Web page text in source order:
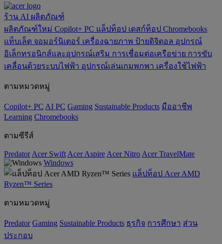
ร้าน AI ผลิตภัณฑ์
ผลิตภัณฑ์ใหม่ Copilot+ PC แล็ปท็อป เดสก์ท็อป Chromebooks
แท็บเล็ต จอมอร์นิเตอร์ เครื่องฉายภาพ ป้ายดิจิตอล อุปกรณ์
อิเล็กทรอนิกส์และอุปกรณ์เสริม การเชื่อมต่อเครือข่าย การขับ
เคลื่อนด้วยระบบไฟฟ้า อุปกรณ์เล่นเกมพกพา เครื่องใช้ไฟฟ้า
ตามหมวดหมู่
Copilot+ PC AI PC Gaming ‌Sustainable Products มืออาชีพ
‌Learning Chromebooks
ตามซีรีส์
Predator Acer Swift Acer Aspire Acer Nitro Acer TravelMate
Windows
แล็ปท็อป Acer AMD
Ryzen™ Series
ตามหมวดหมู่
Predator Gaming ‌Sustainable Products ธุรกิจ การศึกษา ส่วน
ประกอบ